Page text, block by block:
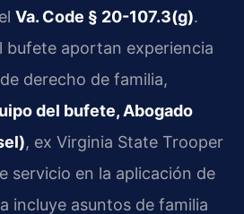
Va. Code § 20-107.3(g).
bufete aportan experiencia
derecho de familia,
del bufete, Abogado
, ex Virginia State Trooper
servicio en la aplicación de
incluye asuntos de familia